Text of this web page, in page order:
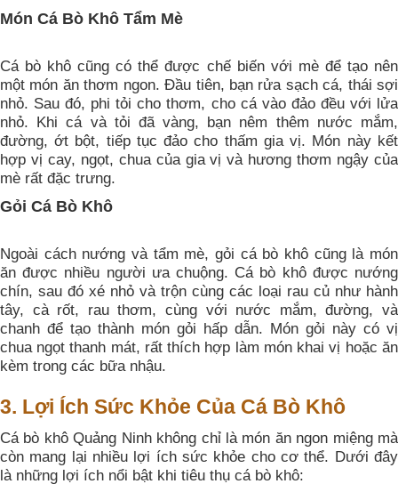
Món Cá Bò Khô Tẩm Mè
Cá bò khô cũng có thể được chế biến với mè để tạo nên
một món ăn thơm ngon. Đầu tiên, bạn rửa sạch cá, thái sợi
nhỏ. Sau đó, phi tỏi cho thơm, cho cá vào đảo đều với lửa
nhỏ. Khi cá và tỏi đã vàng, bạn nêm thêm nước mắm,
đường, ớt bột, tiếp tục đảo cho thấm gia vị. Món này kết
hợp vị cay, ngọt, chua của gia vị và hương thơm ngậy của
mè rất đặc trưng.
Gỏi Cá Bò Khô
Ngoài cách nướng và tẩm mè, gỏi cá bò khô cũng là món
ăn được nhiều người ưa chuộng. Cá bò khô được nướng
chín, sau đó xé nhỏ và trộn cùng các loại rau củ như hành
tây, cà rốt, rau thơm, cùng với nước mắm, đường, và
chanh để tạo thành món gỏi hấp dẫn. Món gỏi này có vị
chua ngọt thanh mát, rất thích hợp làm món khai vị hoặc ăn
kèm trong các bữa nhậu.
3. Lợi Ích Sức Khỏe Của Cá Bò Khô
Cá bò khô Quảng Ninh không chỉ là món ăn ngon miệng mà
còn mang lại nhiều lợi ích sức khỏe cho cơ thể. Dưới đây
là những lợi ích nổi bật khi tiêu thụ cá bò khô: